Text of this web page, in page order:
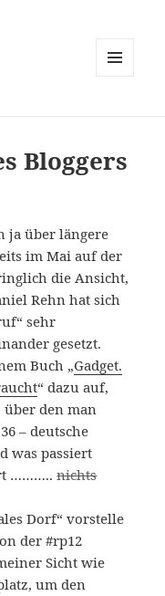
Bloggers
ja über längere
im Mai auf der
die Ansicht,
Rehn hat sich
sehr
gesetzt.
Buch „Gadget.
“ dazu auf,
über den man
– deutsche
was passiert
………..nichts
Dorf“ vorstelle
der #rp12
Sicht wie
um den